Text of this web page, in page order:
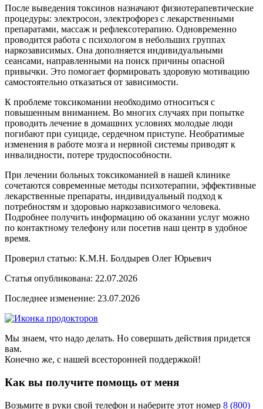
После выведения токсинов назначают физиотерапевтические
процедуры: электросон, электрофорез с лекарственными
препаратами, массаж и рефлексотерапию. Одновременно
проводится работа с психологом в небольших группах
наркозависимых. Она дополняется индивидуальными
сеансами, направленными на поиск причины опасной
привычки. Это помогает формировать здоровую мотивацию
самостоятельно отказаться от зависимости.
К проблеме токсикомании необходимо относиться с
повышенным вниманием. Во многих случаях при попытке
проводить лечение в домашних условиях молодые люди
погибают при суициде, сердечном приступе. Необратимые
изменения в работе мозга и нервной системы приводят к
инвалидности, потере трудоспособности.
При лечении больных токсикоманией в нашей клинике
сочетаются современные методы психотерапии, эффективные
лекарственные препараты, индивидуальный подход к
потребностям и здоровью наркозависимого человека.
Подробнее получить информацию об оказании услуг можно
по контактному телефону или посетив наш центр в удобное
время.
Проверил статью: К.М.Н. Болдырев Олег Юрьевич
Статья опубликована: 22.07.2026
Последнее изменение: 23.07.2026
Мы знаем, что надо делать. Но совершать действия придется
вам.
Конечно же, с нашей всесторонней поддержкой!
Как вы получите помощь от меня
Возьмите в руки свой телефон и наберите этот номер 8 (800)